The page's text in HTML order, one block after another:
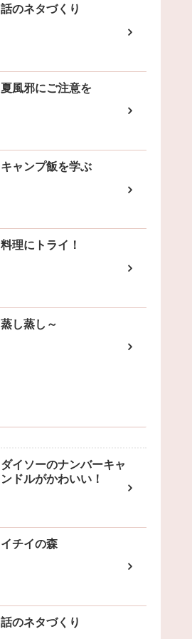
話のネタづくり
夏風邪にご注意を
キャンプ飯を学ぶ
料理にトライ！
蒸し蒸し～
ダイソーのナンバーキャ
ンドルがかわいい！
イチイの森
話のネタづくり